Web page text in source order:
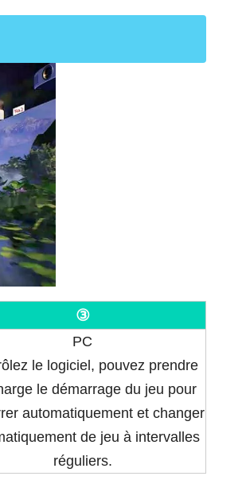
③
PC
le logiciel, pouvez prendre
le démarrage du jeu pour
automatiquement et changer
de jeu à intervalles
réguliers.